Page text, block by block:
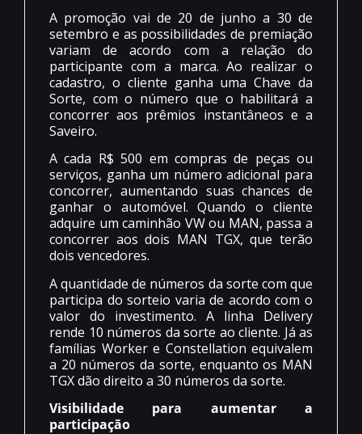
A promoção vai de 20 de junho a 30 de
setembro e as possibilidades de premiação
variam de acordo com a relação do
participante com a marca. Ao realizar o
cadastro, o cliente ganha uma Chave da
Sorte, com o número que o habilitará a
concorrer aos prêmios instantâneos e a
Saveiro.
A cada R$ 500 em compras de peças ou
serviços, ganha um número adicional para
concorrer, aumentando suas chances de
ganhar o automóvel. Quando o cliente
adquire um caminhão VW ou MAN, passa a
concorrer aos dois MAN TGX, que terão
dois vencedores.
A quantidade de números da sorte com que
participa do sorteio varia de acordo com o
valor do investimento. A linha Delivery
rende 10 números da sorte ao cliente. Já as
famílias Worker e Constellation equivalem
a 20 números da sorte, enquanto os MAN
TGX dão direito a 30 números da sorte.
Visibilidade para aumentar a
participação